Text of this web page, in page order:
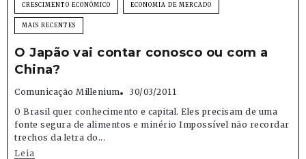
CRESCIMENTO ECONÔMICO ECONOMIA DE MERCADO
MAIS RECENTES
O Japão vai contar conosco ou com a
China?
Comunicação Millenium
30/03/2011
O Brasil quer conhecimento e capital. Eles precisam de uma
fonte segura de alimentos e minério Impossível não recordar
trechos da letra do...
Leia